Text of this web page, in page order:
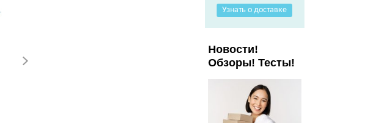
Узнать о доставке
Новости!
Обзоры! Тесты!